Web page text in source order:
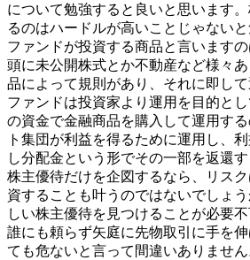
について勉強すると良いと思います
るのはハードルが高いことじゃないと
ファンドが投資する商品と言います
頭に未公開株式とか不動産など様々
品によって規則があり、それに即して
ファンドは投資家より運用を目的と
の資金で金融商品を購入して運用す
ト集団が利益を得るために運用し、
し分配金という形でその一部を返還す
株主優待だけを企図するなら、リス
資することも叶うのではないでしょ
しい株主優待を見つけることが必要不
誰にも頼らず矢庭に先物取引に手を
ても危ないと言って間違いありませ